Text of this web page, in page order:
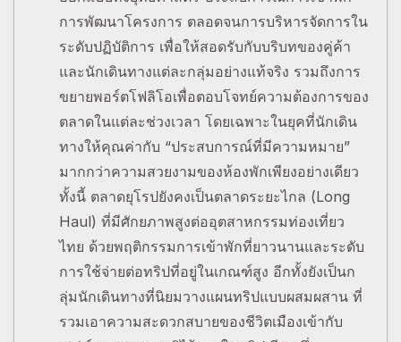
การพัฒนาโครงการ ตลอดจนการบริหารจัดการใน
ระดับปฏิบัติการ เพื่อให้สอดรับกับบริบทของคู่ค้า
และนักเดินทางแต่ละกลุ่มอย่างแท้จริง รวมถึงการ
ขยายพอร์ตโฟลิโอเพื่อตอบโจทย์ความต้องการของ
ตลาดในแต่ละช่วงเวลา โดยเฉพาะในยุคที่นักเดิน
ทางให้คุณค่ากับ “ประสบการณ์ที่มีความหมาย”
มากกว่าความสวยงามของห้องพักเพียงอย่างเดียว
ทั้งนี้ ตลาดยุโรปยังคงเป็นตลาดระยะไกล (Long
Haul) ที่มีศักยภาพสูงต่ออุตสาหกรรมท่องเที่ยว
ไทย ด้วยพฤติกรรมการเข้าพักที่ยาวนานและระดับ
การใช้จ่ายต่อทริปที่อยู่ในเกณฑ์สูง อีกทั้งยังเป็นก
ลุ่มนักเดินทางที่นิยมวางแผนทริปแบบผสมผสาน ที่
รวมเอาความสะดวกสบายของชีวิตเมืองเข้ากับ